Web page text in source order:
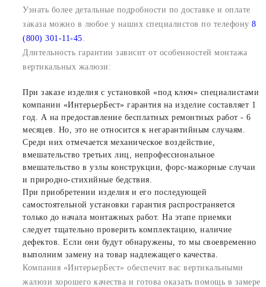
Узнать более детальные подробности по доставке и оплате
заказа можно в любое у наших специалистов по телефону 8
(800) 301-11-45
Длительность гарантии зависит от особенностей монтажа
вертикальных жалюзи:
При заказе изделия с установкой «под ключ» специалистами
компании «ИнтерьерБест» гарантия на изделие составляет 1
год. А на предоставление бесплатных ремонтных работ - 6
месяцев. Но, это не относится к негарантийным случаям.
Среди них отмечается механическое воздействие,
вмешательство третьих лиц, непрофессиональное
вмешательство в узлы конструкции, форс-мажорные случаи
и природно-стихийные бедствия.
При приобретении изделия и его последующей
самостоятельной установки гарантия распространяется
только до начала монтажных работ. На этапе приемки
следует тщательно проверить комплектацию, наличие
дефектов. Если они будут обнаружены, то мы своевременно
выполним замену на товар надлежащего качества.
Компания «ИнтерьерБест» обеспечит вас вертикальными
жалюзи хорошего качества и готова оказать помощь в замере